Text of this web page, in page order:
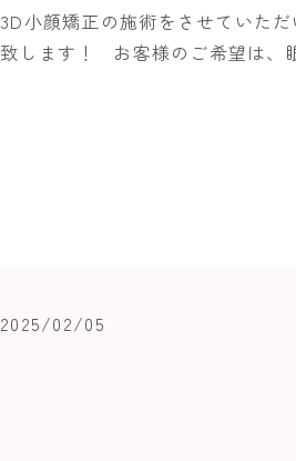
3D小顔矯正の施術をさせていた
致します！ お客様のご希望は
2025/02/05